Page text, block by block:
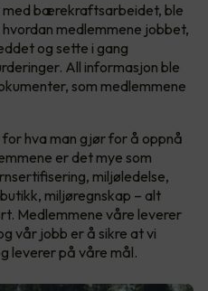
med bærekraftsarbeidet, ble
medlemmene jobbet,
og sette i gang
All informasjon ble
som medlemmene
hva man gjør for å oppnå
er det mye som
miljøledelse,
miljøregnskap – alt
Medlemmene våre leverer
vår jobb er å sikre at vi
leverer på våre mål.